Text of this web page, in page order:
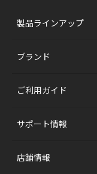
製品ラインアップ
ブランド
ご利用ガイド
サポート情報
店舗情報